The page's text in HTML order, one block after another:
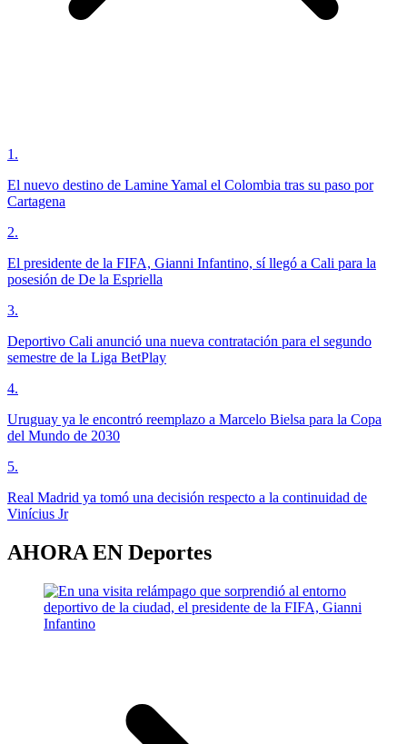
1 .
El nuevo destino de Lamine Yamal el Colombia tras su paso por
Cartagena
2.
El presidente de la FIFA, Gianni Infantino, sí llegó a Cali para la
posesión de De la Espriella
3.
Deportivo Cali anunció una nueva contratación para el segundo
semestre de la Liga BetPlay
4.
Uruguay ya le encontró reemplazo a Marcelo Bielsa para la Copa
del Mundo de 2030
5.
Real Madrid ya tomó una decisión respecto a la continuidad de
Vinícius Jr
AHORA EN Deportes